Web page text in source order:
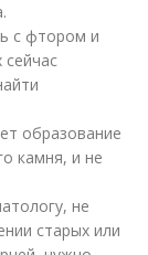
с фтором и
сейчас
образование
камня, и не
не
старых или